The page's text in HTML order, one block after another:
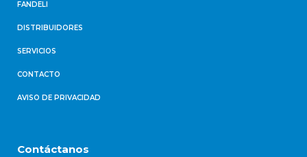
FANDELI
DISTRIBUIDORES
SERVICIOS
CONTACTO
AVISO DE PRIVACIDAD
Contáctanos